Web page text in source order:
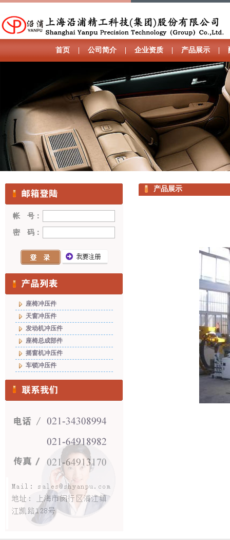
首页 公司简介 企业资质 产品展示
帐 号：
密 码：
座椅冲压件
天窗冲压件
发动机冲压件
座椅总成部件
摇窗机冲压件
车锁冲压件
产品展示